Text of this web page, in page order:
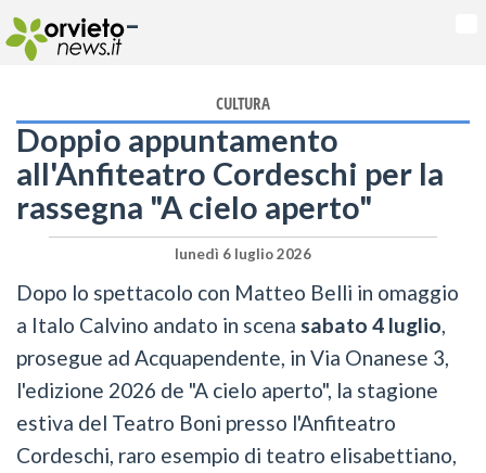
-
CULTURA
Doppio appuntamento
all'Anfiteatro Cordeschi per la
rassegna "A cielo aperto"
lunedì 6 luglio 2026
Dopo lo spettacolo con Matteo Belli in omaggio
a Italo Calvino andato in scena sabato 4 luglio
prosegue ad Acquapendente, in Via Onanese 3,
l'edizione 2026 de "A cielo aperto", la stagione
estiva del Teatro Boni presso l'Anfiteatro
Cordeschi, raro esempio di teatro elisabettiano,